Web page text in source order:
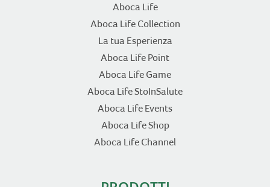
Aboca Life
Aboca Life Collection
La tua Esperienza
Aboca Life Point
Aboca Life Game
Aboca Life StoInSalute
Aboca Life Events
Aboca Life Shop
Aboca Life Channel